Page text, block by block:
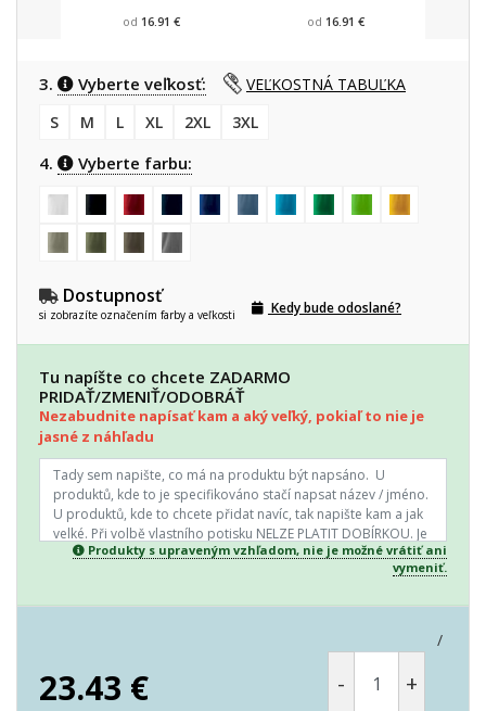
od 16.91 € od 16.91 €
3. Vyberte veľkosť:
VEĽKOSTNÁ TABUĽKA
S
M L XL 2XL 3XL
4. Vyberte farbu:
Dostupnosť
si zobrazíte označením farby a veľkosti Kedy bude odoslané?
Tu napíšte co chcete ZADARMO
PRIDAŤ/ZMENIŤ/ODOBRÁŤ
Nezabudnite napísať kam a aký veľký, pokiaľ to nie je
jasné z náhľadu
Produkty s upraveným vzhľadom, nie je možné vrátiť ani
vymeniť.
/
23.43 € - +